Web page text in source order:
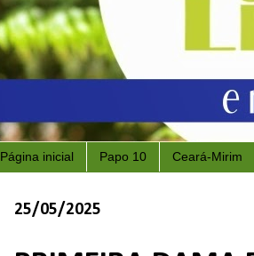
Página inicial Papo 10 Ceará-Mirim
25/05/2025